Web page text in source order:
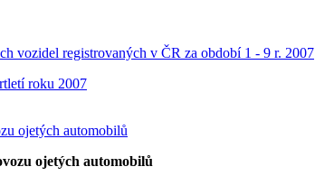
vozidel registrovaných v ČR za období 1 - 9 r. 2007
roku 2007
ojetých automobilů
ojetých automobilů